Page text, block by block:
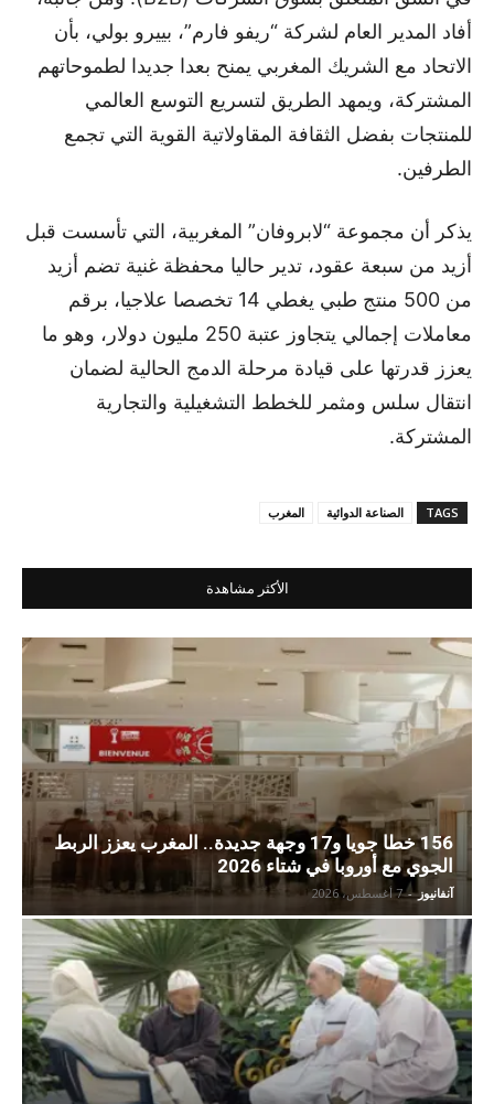
أفاد المدير العام لشركة “ريفو فارم”، بييرو بولي، بأن
الاتحاد مع الشريك المغربي يمنح بعدا جديدا لطموحاتهم
المشتركة، ويمهد الطريق لتسريع التوسع العالمي
للمنتجات بفضل الثقافة المقاولاتية القوية التي تجمع
الطرفين.
يذكر أن مجموعة “لابروفان” المغربية، التي تأسست قبل
أزيد من سبعة عقود، تدير حاليا محفظة غنية تضم أزيد
من 500 منتج طبي يغطي 14 تخصصا علاجيا، برقم
معاملات إجمالي يتجاوز عتبة 250 مليون دولار، وهو ما
يعزز قدرتها على قيادة مرحلة الدمج الحالية لضمان
انتقال سلس ومثمر للخطط التشغيلية والتجارية
المشتركة.
TAGS الصناعة الدوائية المغرب
الأكثر مشاهدة
156 خطا جويا و17 وجهة جديدة.. المغرب يعزز الربط
الجوي مع أوروبا في شتاء 2026
آنفانيوز - 7 أغسطس، 2026